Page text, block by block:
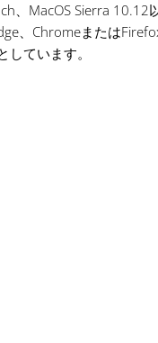
、MacOS Sierra 10.12
、Chromeまたは
ています。